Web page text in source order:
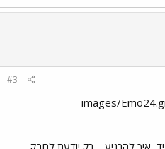
#3
../images/